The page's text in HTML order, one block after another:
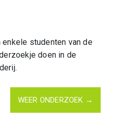
studenten van de
doen in de
WEER ONDERZOEK →